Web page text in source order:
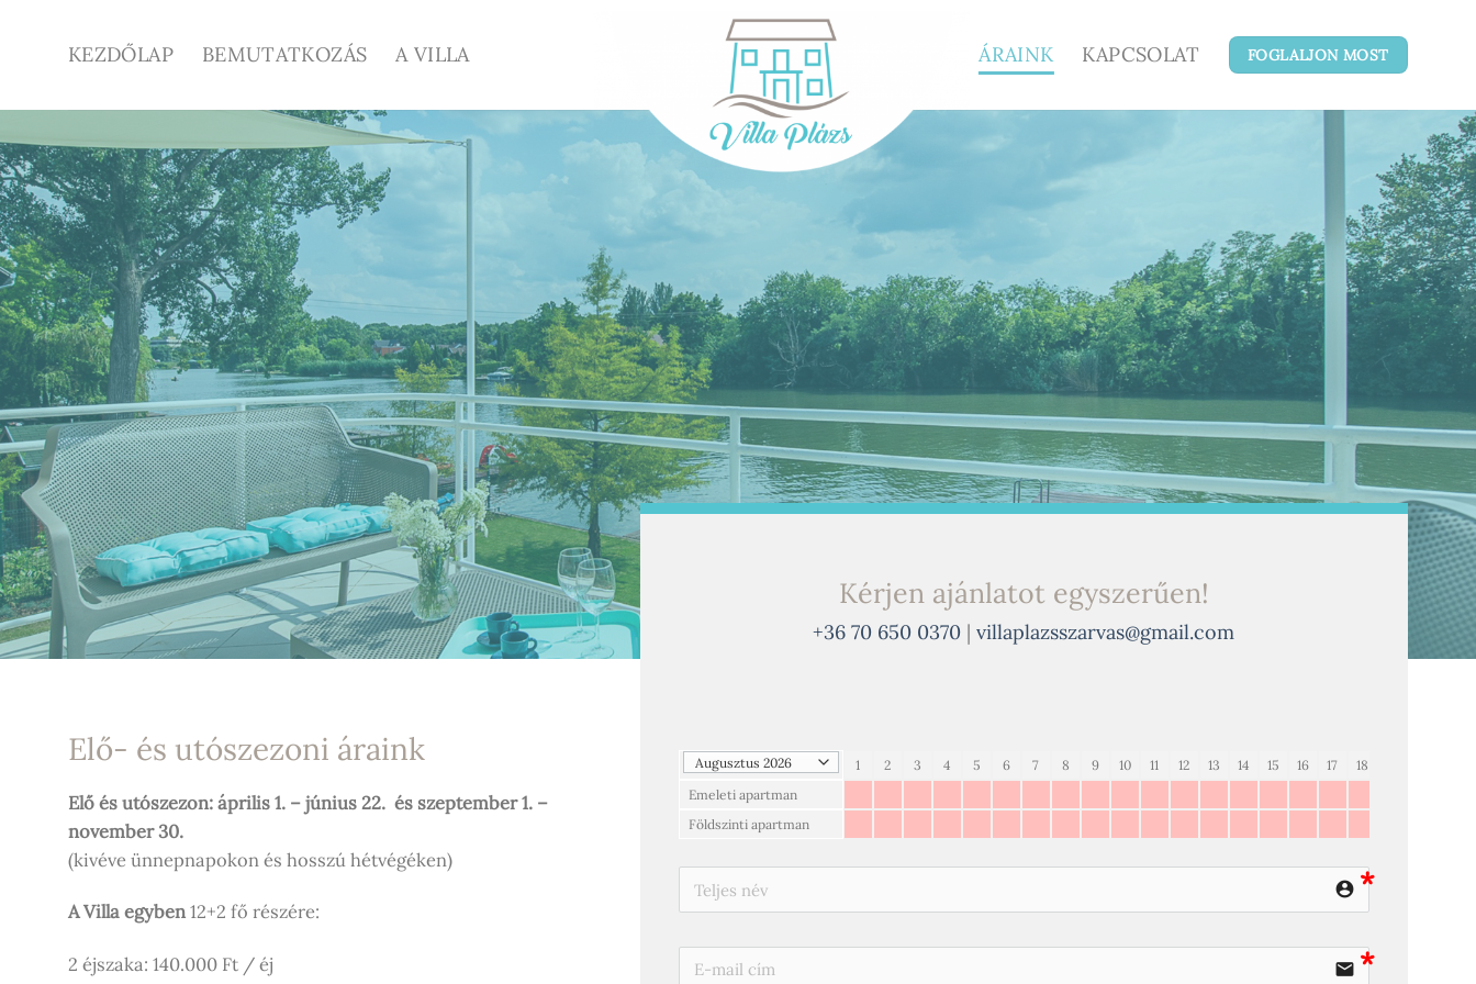
KEZDŐLAP BEMUTATKOZÁS A VILLA ÁRAINK KAPCSOLAT FOGLALJON MOST
Elő- és utószezoni áraink
Elő és utószezon:április 1. – június 22. és szeptember 1. –
november 30.
(kivéve ünnepnapokon és hosszú hétvégéken)
A Villa egyben12+2 fő részére:
2 éjszaka: 140.000 Ft / éj
Kérjen ajánlatot egyszerűen!
+36 70 650 0370 |villaplazsszarvas@gmail.com
1 2 3 4 5 6 7 8 9 10 11 12 13 14 15 16 17 18
Emeleti apartman
Földszinti apartman
account_circle
email